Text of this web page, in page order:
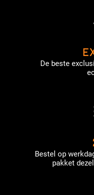
De beste
Bestel op
pakket